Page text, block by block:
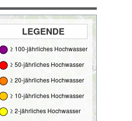
LEGENDE
≥ 100-jährliches Hochwasser
≥ 50-jährliches Hochwasser
≥ 20-jährliches Hochwasser
≥ 10-jährliches Hochwasser
≥ 2-jährliches Hochwasser